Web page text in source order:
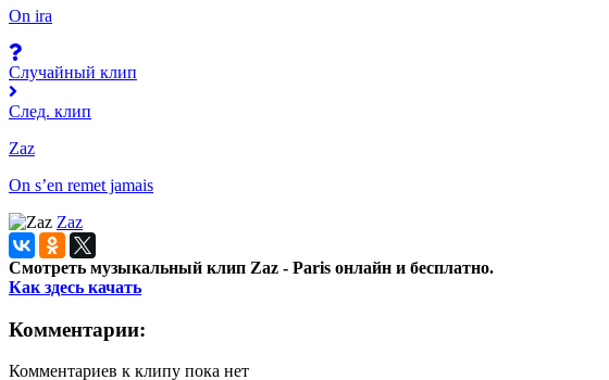
On ira
Случайный клип
След. клип
Zaz
On s’en remet jamais
Zaz
Смотреть музыкальный клип Zaz - Paris онлайн и бесплатно.
Как здесь качать
Комментарии:
Комментариев к клипу пока нет